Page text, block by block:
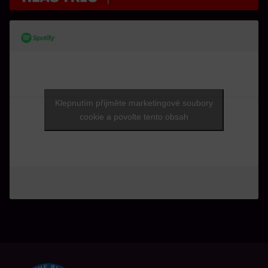
Klepnutím přijměte marketingové soubory
cookie a povolte tento obsah